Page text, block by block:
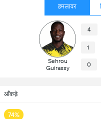
हमलावर
Sehrou
Guirassy
4
1
0
आँकड़े
74%